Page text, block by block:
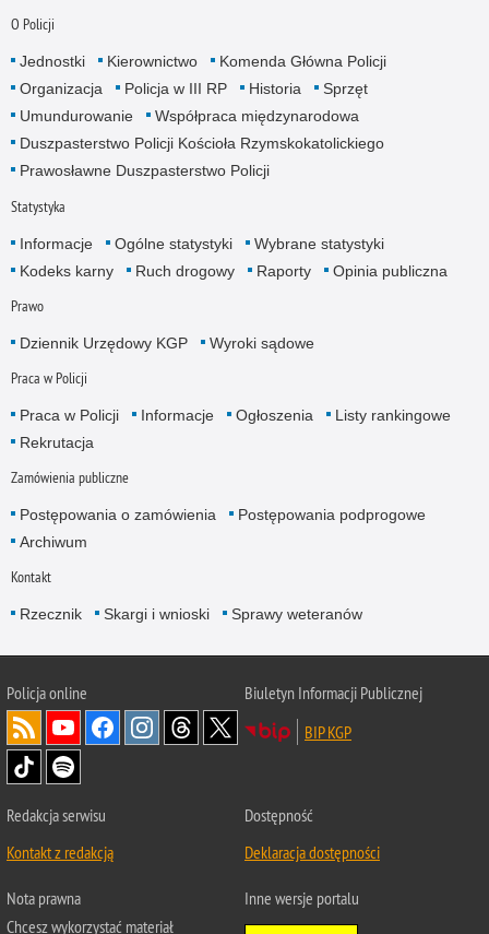
O Policji
Jednostki Kierownictwo
Komenda Główna Policji
Organizacja
Policja w III RP Historia
Sprzęt
Umundurowanie
Współpraca międzynarodowa
Duszpasterstwo Policji Kościoła Rzymskokatolickiego
Prawosławne Duszpasterstwo Policji
Statystyka
Informacje Ogólne statystyki
Wybrane statystyki
Kodeks karny
Ruch drogowy Raporty Opinia publiczna
Prawo
Dziennik Urzędowy KGP Wyroki sądowe
Praca w Policji
Praca w Policji Informacje Ogłoszenia
Listy rankingowe
Rekrutacja
Zamówienia publiczne
Postępowania o zamówienia
Postępowania podprogowe
Archiwum
Kontakt
Rzecznik Skargi i wnioski Sprawy weteranów
Policjaonline
Biuletyn Informacji Publicznej
BIP KGP
Redakcja serwisu
Kontakt z redakcją
Dostępność
Deklaracja dostępności
Nota prawna
Chcesz wykorzystać materiał
Inne wersje portalu